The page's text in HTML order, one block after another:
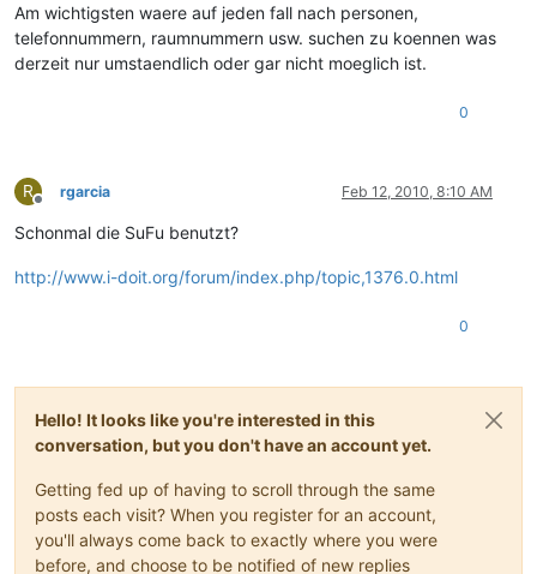
Am wichtigsten waere auf jeden fall nach personen,
telefonnummern, raumnummern usw. suchen zu koennen was
derzeit nur umstaendlich oder gar nicht moeglich ist.
0
R
Offline
rgarcia Feb 12, 2010, 8:10 AM
Schonmal die SuFu benutzt?
http://www.i-doit.org/forum/index.php/topic,1376.0.html
0
Hello! It looks like you're interested in this
conversation, but you don't have an account yet.
Getting fed up of having to scroll through the same
posts each visit? When you register for an account,
you'll always come back to exactly where you were
before, and choose to be notified of new replies